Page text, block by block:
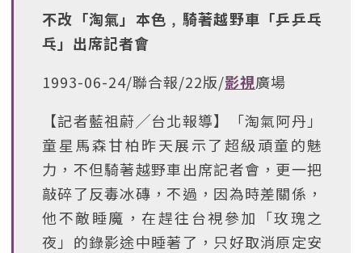
不改「淘氣」本色﹐騎著越野車「乒乒乓
乓」出席記者會
1993-06-24/聯合報/22版/影視廣場
【記者藍祖蔚╱台北報導】「淘氣阿丹」
童星馬森甘柏昨天展示了超級頑童的魅
力，不但騎著越野車出席記者會，更一把
敲碎了反毒冰磚，不過，因為時差關係，
他不敵睡魔，在趕往台視參加「玫瑰之
夜」的錄影途中睡著了，只好取消原定安